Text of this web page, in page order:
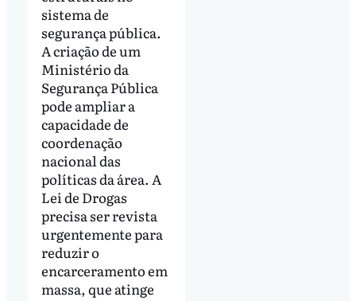
sistema de
segurança pública.
A criação de um
Ministério da
Segurança Pública
pode ampliar a
capacidade de
coordenação
nacional das
políticas da área. A
Lei de Drogas
precisa ser revista
urgentemente para
reduzir o
encarceramento em
massa, que atinge